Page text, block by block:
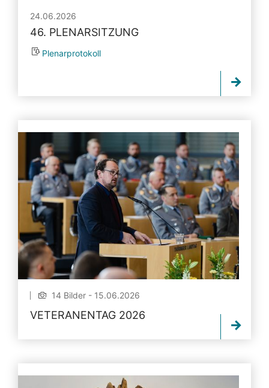
24.06.2026
46. PLENARSITZUNG
Plenarprotokoll
14 Bilder - 15.06.2026
VETERANENTAG 2026